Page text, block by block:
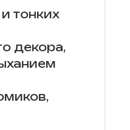
тонких
декора,